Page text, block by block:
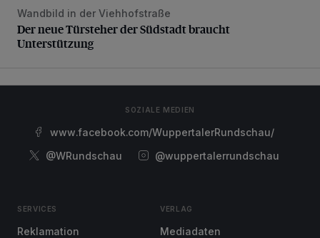
Der neue Türsteher der Südstadt braucht Unterstützung
Wandbild in der Viehhofstraße
Der neue Türsteher der Südstadt braucht
Unterstützung
SOZIALE MEDIEN
www.facebook.com/WuppertalerRundschau/
@WRundschau
@wuppertalerrundschau
SERVICES
Reklamation
VERLAG
Mediadaten